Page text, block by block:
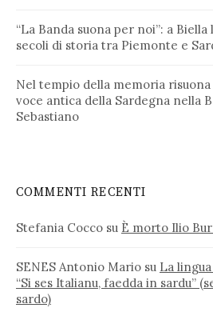
“La Banda suona per noi”: a
secoli di storia tra Piemonte e
Nel tempio della memoria
voce antica della Sardegna nella
Sebastiano
COMMENTI RECENTI
Stefania Cocco su È morto Ilio
SENES Antonio Mario su La
“Si ses Italianu, faedda in sardu”
sardo)